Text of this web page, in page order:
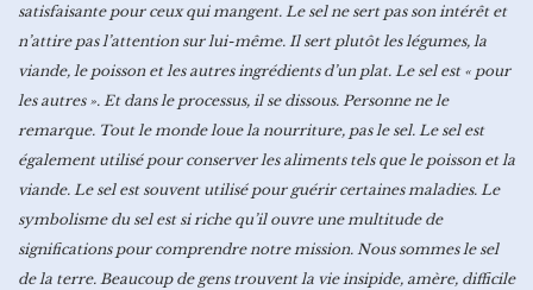
satisfaisante pour ceux qui mangent. Le sel ne sert pas son intérêt et
n’attire pas l’attention sur lui-même. Il sert plutôt les légumes, la
viande, le poisson et les autres ingrédients d’un plat. Le sel est « pour
les autres ». Et dans le processus, il se dissous. Personne ne le
remarque. Tout le monde loue la nourriture, pas le sel. Le sel est
également utilisé pour conserver les aliments tels que le poisson et la
viande. Le sel est souvent utilisé pour guérir certaines maladies. Le
symbolisme du sel est si riche qu’il ouvre une multitude de
significations pour comprendre notre mission. Nous sommes le sel
de la terre. Beaucoup de gens trouvent la vie insipide, amère, difficile